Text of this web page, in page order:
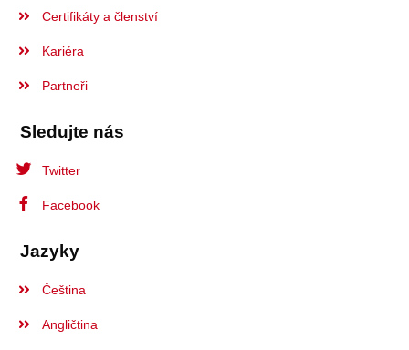
Certifikáty a členství
Kariéra
Partneři
Sledujte nás
Twitter
Facebook
Jazyky
Čeština
Angličtina